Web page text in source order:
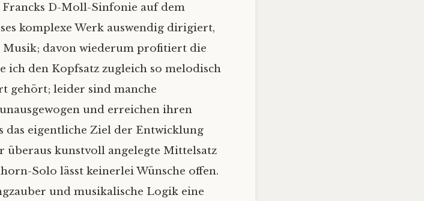
D-Moll-Sinfonie auf dem
komplexe Werk auswendig dirigiert,
davon wiederum profitiert die
ich den Kopfsatz zugleich so melodisch
gehört; leider sind manche
und erreichen ihren
das eigentliche Ziel der Entwicklung
überaus kunstvoll angelegte Mittelsatz
Solo lässt keinerlei Wünsche offen.
und musikalische Logik eine